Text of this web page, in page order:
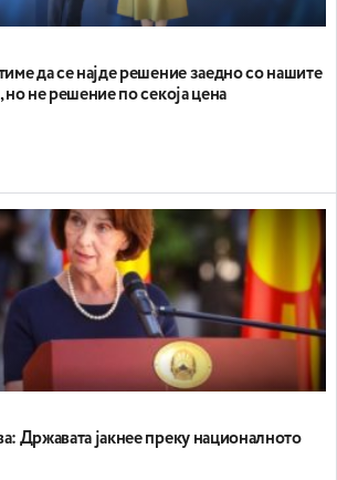
да се најде решение заедно со нашите
не решение по секоја цена
Државата јакнее преку националното